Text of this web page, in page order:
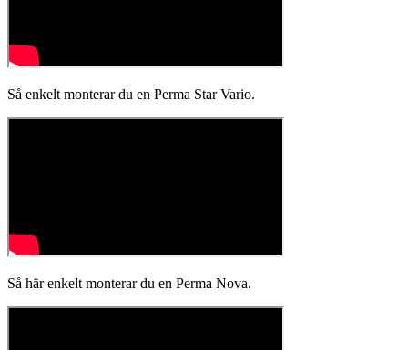
Så enkelt monterar du en Perma Star Vario.
Så här enkelt monterar du en Perma Nova.